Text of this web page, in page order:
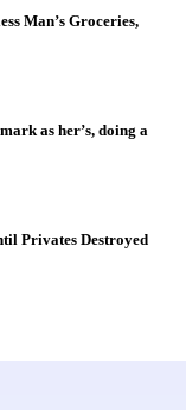
Man’s Groceries,
as her’s, doing a
Privates Destroyed